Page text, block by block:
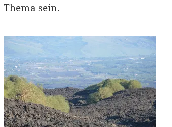
Thema sein.